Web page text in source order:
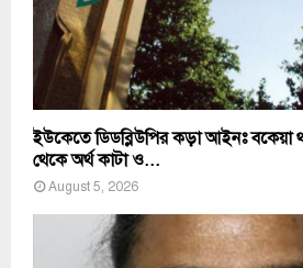
ইউকেতে ডিডব্লিউপির কড়া আইনঃ বকেয়া
থেকে অর্থ কাটা ও...
August 5, 2026